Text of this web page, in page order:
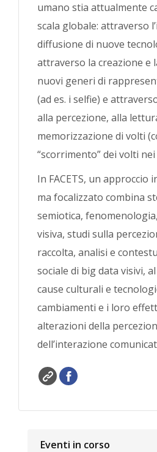
umano stia attualmente
scala globale: attraverso
diffusione di nuove
attraverso la creazione e
nuovi generi di
(ad es. i selfie) e
alla percezione, alla
memorizzazione di volti
“scorrimento” dei volti
In FACETS, un approccio
ma focalizzato combina
semiotica,
visiva, studi sulla
raccolta, analisi e
sociale di big data visivi,
cause culturali e
cambiamenti e i loro
alterazioni della
dell’interazione
Eventi in corso